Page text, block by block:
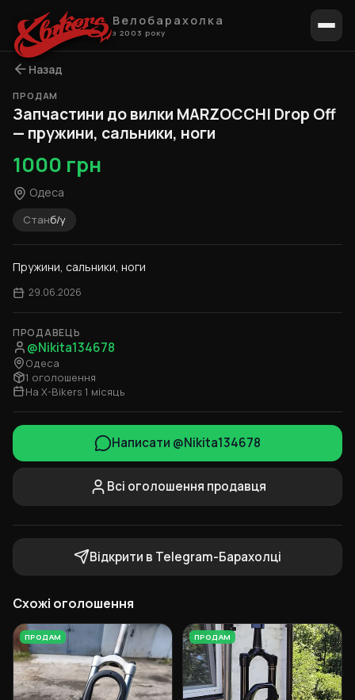
Велобарахолка
з 2003 року
Назад
1 / 5
ПРОДАМ
Запчастини до вилки MARZOCCHI Drop Off
— пружини, сальники, ноги
1000 грн
Одеса
Станб/у
Пружини, сальники, ноги
29.06.2026
ПРОДАВЕЦЬ
@Nikita134678
Одеса
1 оголошення
На X-Bikers 1 місяць
Написати @Nikita134678
Всі оголошення продавця
Відкрити в Telegram-Барахолці
Схожі оголошення
ПРОДАМ ПРОДАМ